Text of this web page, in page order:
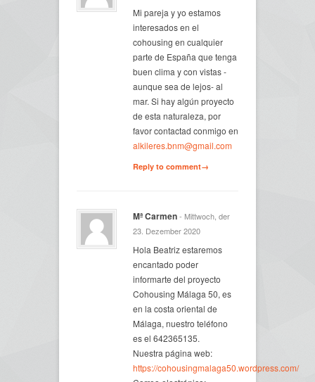
Mi pareja y yo estamos
interesados en el
cohousing en cualquier
parte de España que tenga
buen clima y con vistas -
aunque sea de lejos- al
mar. Si hay algún proyecto
de esta naturaleza, por
favor contactad conmigo en
alkileres.bnm@gmail.com
Reply to comment→
Mª Carmen- Mittwoch, der
23. Dezember 2020
Hola Beatriz estaremos
encantado poder
informarte del proyecto
Cohousing Málaga 50, es
en la costa oriental de
Málaga, nuestro teléfono
es el 642365135.
Nuestra página web:
https://cohousingmalaga50.wordpress.com/